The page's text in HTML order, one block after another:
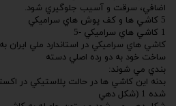
اضافي، سرقت و آسيب جلوگيري شود.
5 كاشي ها و كف پوش هاي سراميكي
1 كاشي هاي سراميكي -5
ساخت خود به دو رده اصلي دسته
بندي مي شوند:
شده 1 (شكل دهي